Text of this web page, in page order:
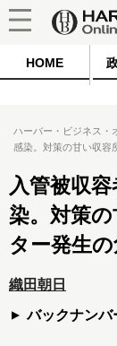
HOME
ハーバー・ビジネス・
感染。対策の甘い収容
入管被収
染。対策
ター発生
織田朝日
バックナンバ